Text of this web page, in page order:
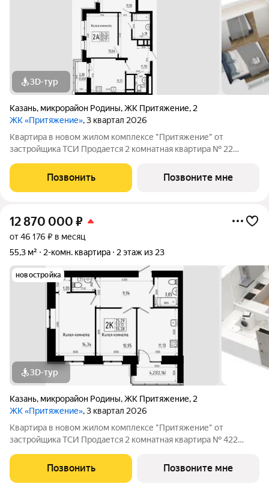
3D-тур
Казань, микрорайон Родины,ЖК Притяжение, 2
ЖК «Притяжение», 3 квартал 2026
Квартира в новом жилом комплексе "Притяжение" от
застройщика ТСИ Продается 2 комнатная квартира № 22
дома. О КОМПЛЕКСЕ ЖК «Притяжение» это комфорт и
эстетика в каждом метре. Четыре дома
Позвонить Позвоните мне
12 870 000 ₽
от 46 176 ₽ в месяц
55,3 м²
2-комн. квартира 2 этаж из 23
новостройка
3D-тур
Казань, микрорайон Родины,ЖК Притяжение, 2
ЖК «Притяжение», 3 квартал 2026
Квартира в новом жилом комплексе "Притяжение" от
застройщика ТСИ Продается 2 комнатная квартира № 422
дома. О КОМПЛЕКСЕ ЖК «Притяжение» это комфорт и
эстетика в каждом метре. Четыре дома
Позвонить Позвоните мне